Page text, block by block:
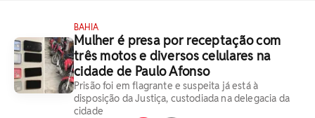
BAHIA
Mulher é presa por receptação com
três motos e diversos celulares na
cidade de Paulo Afonso
Prisão foi em flagrante e suspeita já está à
disposição da Justiça, custodiada na delegacia da
cidade